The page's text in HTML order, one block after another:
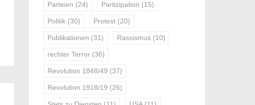
Parteien (24) Partizipation (15)
Politik (30) Protest (20)
Publikationen (31) Rassismus (10)
rechter Terror (36)
Revolution 1848/49 (37)
Revolution 1918/19 (26)